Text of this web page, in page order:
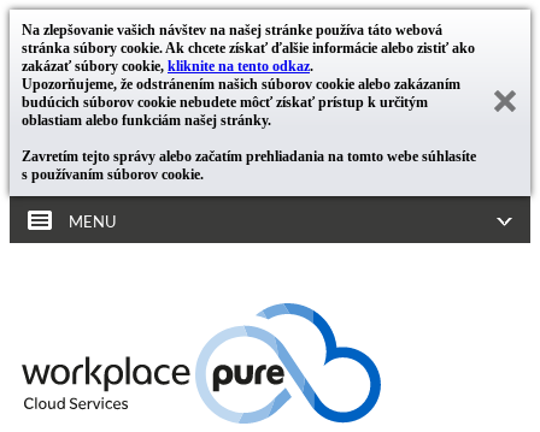
Na zlepšovanie vašich návštev na našej stránke používa táto webová
stránka súbory cookie. Ak chcete získať ďalšie informácie alebo zistiť ako
zakázať súbory cookie, kliknite na tento odkaz.
Upozorňujeme, že odstránením našich súborov cookie alebo zakázaním
budúcich súborov cookie nebudete môcť získať prístup k určitým
oblastiam alebo funkciám našej stránky.
Zavretím tejto správy alebo začatím prehliadania na tomto webe súhlasíte
s používaním súborov cookie.
MENU